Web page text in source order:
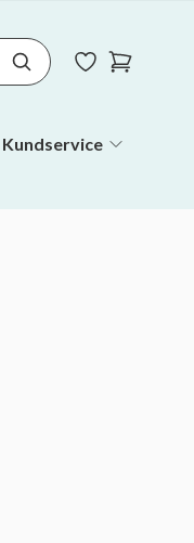
Kundservice